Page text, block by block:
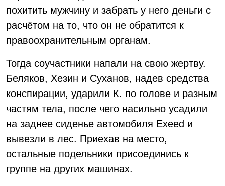
похитить мужчину и забрать у него деньги с
расчётом на то, что он не обратится к
правоохранительным органам.
Тогда соучастники напали на свою жертву.
Беляков, Хезин и Суханов, надев средства
конспирации, ударили К. по голове и разным
частям тела, после чего насильно усадили
на заднее сиденье автомобиля Exeed и
вывезли в лес. Приехав на место,
остальные подельники присоединись к
группе на других машинах.